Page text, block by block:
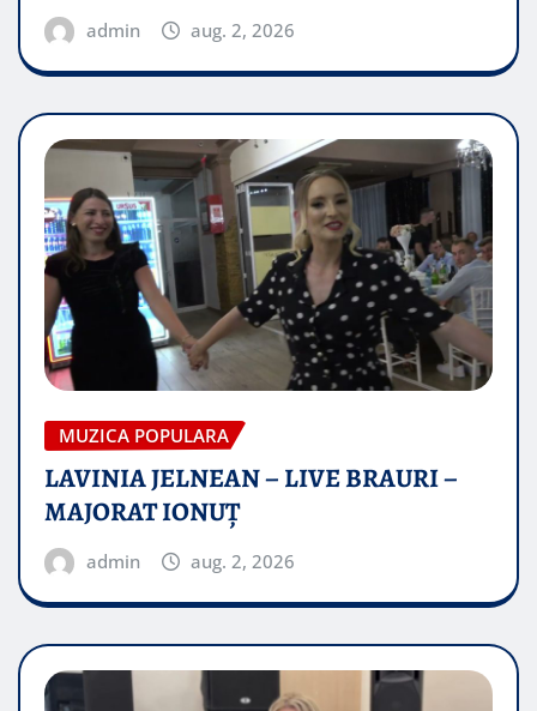
admin aug. 2, 2026
MUZICA POPULARA
LAVINIA JELNEAN – LIVE BRAURI –
MAJORAT IONUŢ
admin aug. 2, 2026